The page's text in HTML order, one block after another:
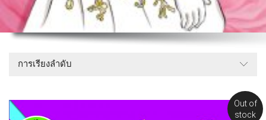
การเรียงลำดับ
Out of
stock